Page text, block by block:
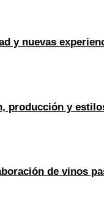
y nuevas
producción y
de vinos